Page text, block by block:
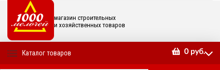
магазин строительных
и хозяйственных товаров
Каталог товаров 0 руб.